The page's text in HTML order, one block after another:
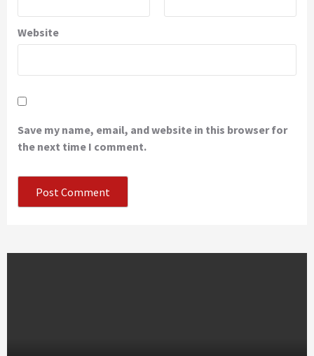
Website
Save my name, email, and website in this browser for
the next time I comment.